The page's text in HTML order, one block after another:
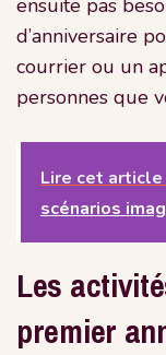
ensuite pas
d’anniversaire
courrier ou un
personnes que
Lire cet article
scénarios
Les
premier